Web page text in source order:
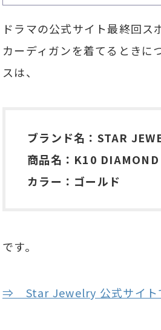
ドラマの公式サイト最終回ス
カーディガンを着てるときに
スは、
ブランド名：STAR
商品名：K10
カラー：ゴールド
です。
⇒ Star Jewelry 公式サイト